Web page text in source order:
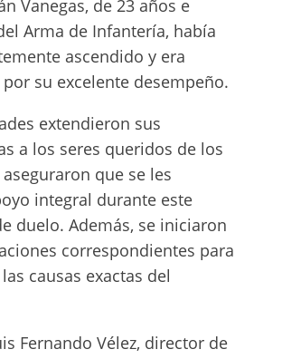
Vanegas, de 23 años e
Arma de Infantería, había
ascendido y era
su excelente desempeño.
extendieron sus
a los seres queridos de los
que se les
integral durante este
duelo. Además, se iniciaron
correspondientes para
causas exactas del
Fernando Vélez, director de